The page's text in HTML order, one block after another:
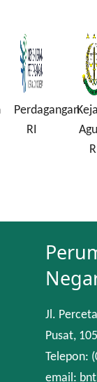
Perdagangan
RI
RI
Jl.
Pusat,
Telepon:
email: